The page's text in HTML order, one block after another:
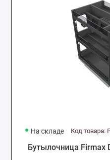
На складе Код товара:
Бутылочница Firmax